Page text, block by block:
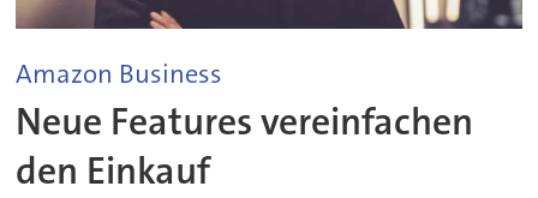
Amazon Business
Neue Features vereinfachen
den Einkauf